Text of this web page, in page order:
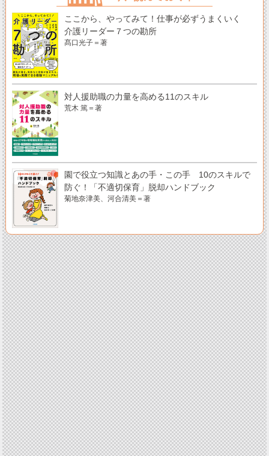
ここから、やってみて！仕事が必ずうまくいく
介護リーダー７つの勘所
髙口光子＝著
対人援助職の力量を高める11のスキル
荒木 篤＝著
園で役立つ知識とあの手・この手 10のスキルで
防ぐ！「不適切保育」脱却ハンドブック
菊地奈津美、河合清美＝著